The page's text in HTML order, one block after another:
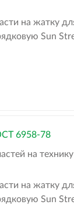
на жатку
Sun
6958-78
на технику
на жатку
Sun